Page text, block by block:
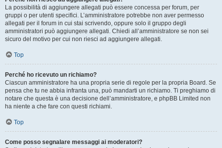
La possibilità di aggiungere allegati può essere concessa per forum, per
gruppi o per utenti specifici. L’amministratore potrebbe non aver permesso
allegati per il forum in cui stai scrivendo, oppure solo il gruppo degli
amministratori può aggiungere allegati. Chiedi all’amministratore se non sei
sicuro del motivo per cui non riesci ad aggiungere allegati.
Top
Perché ho ricevuto un richiamo?
Ciascun amministratore ha una propria serie di regole per la propria Board. Se
pensa che tu ne abbia infranta una, può mandarti un richiamo. Ti preghiamo di
notare che questa è una decisione dell’amministratore, e phpBB Limited non
ha niente a che fare con questi richiami.
Top
Come posso segnalare messaggi ai moderatori?